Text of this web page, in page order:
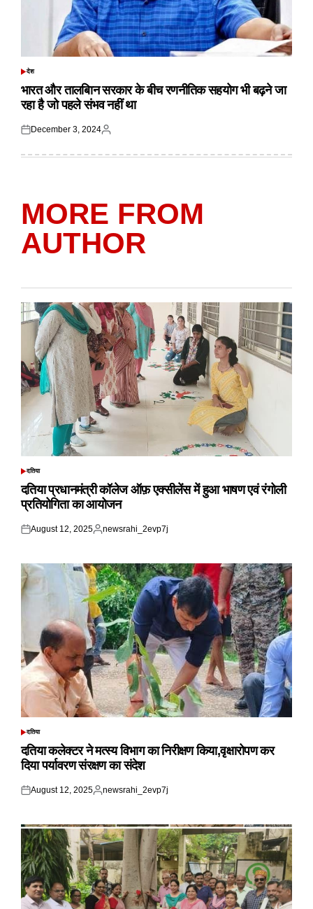
POSTED
देश
भारत और तालबिान सरकार के बीच रणनीतिक सहयोग भी बढ़ने जा
रहा है जो पहले संभव नहीं था
Posted
December 3, 2024
Posted
MORE FROM
AUTHOR
POSTED
दतिया
दतिया प्रधानमंत्री कॉलेज ऑफ़ एक्सीलेंस में हुआ भाषण एवं रंगोली
प्रतियोगिता का आयोजन
Posted
August 12, 2025
Posted
newsrahi_2evp7j
POSTED
दतिया
दतिया कलेक्टर ने मत्स्य विभाग का निरीक्षण किया,वृक्षारोपण कर
दिया पर्यावरण संरक्षण का संदेश
Posted
August 12, 2025
Posted
newsrahi_2evp7j